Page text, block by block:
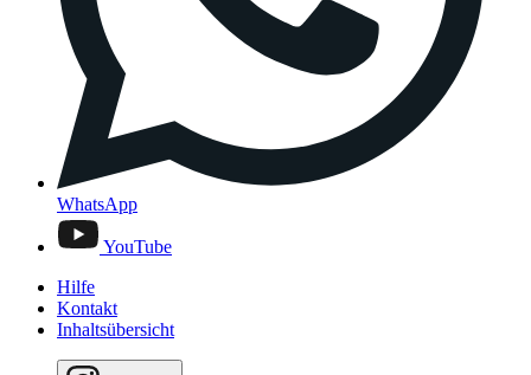
WhatsApp
YouTube
Hilfe
Kontakt
Inhaltsübersicht